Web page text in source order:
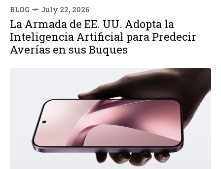
BLOG July 22, 2026
La Armada de EE. UU. Adopta la
Inteligencia Artificial para Predecir
Averías en sus Buques